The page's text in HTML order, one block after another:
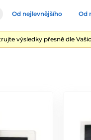
Od nejlevnějšího Od
výsledky přesně dle